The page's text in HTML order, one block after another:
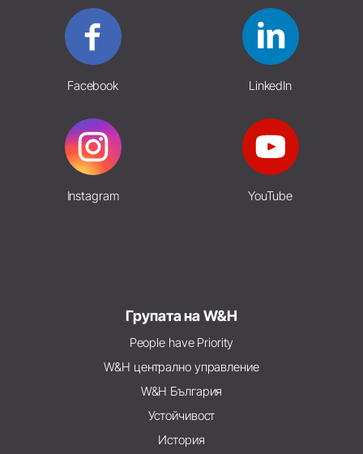
Facebook LinkedIn
Instagram YouTube
Групата на W&H
People have Priority
W&H централно управление
W&H България
Устойчивост
История